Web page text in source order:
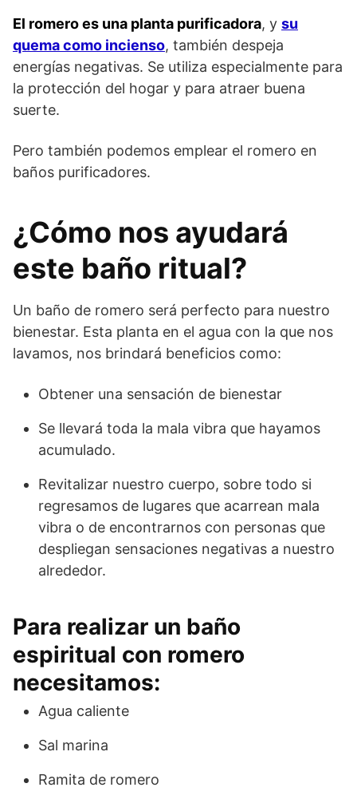
El romero es una planta purificadora, y su
quema como incienso, también despeja
energías negativas. Se utiliza especialmente para
la protección del hogar y para atraer buena
suerte.
Pero también podemos emplear el romero en
baños purificadores.
¿Cómo nos ayudará
este baño ritual?
Un baño de romero será perfecto para nuestro
bienestar. Esta planta en el agua con la que nos
lavamos, nos brindará beneficios como:
Obtener una sensación de bienestar
Se llevará toda la mala vibra que hayamos
acumulado.
Revitalizar nuestro cuerpo, sobre todo si
regresamos de lugares que acarrean mala
vibra o de encontrarnos con personas que
despliegan sensaciones negativas a nuestro
alrededor.
Para realizar un baño
espiritual con romero
necesitamos:
Agua caliente
Sal marina
Ramita de romero